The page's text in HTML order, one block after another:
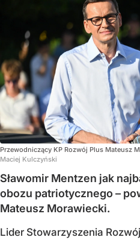
Przewodniczący KP Rozwój Plus Mateusz
Maciej Kulczyński
Sławomir Mentzen jak
obozu patriotycznego –
Mateusz Morawiecki.
Lider Stowarzyszenia